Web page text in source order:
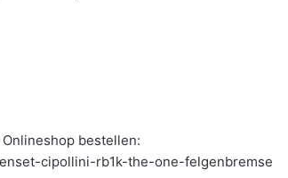
bestellen:
cipollini-rb1k-the-one-felgenbremse